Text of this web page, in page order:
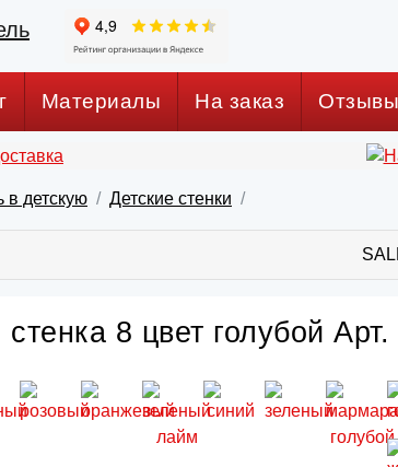
Материалы На заказ Отзывы
в детскую Детские стенки
8 цвет голубой Арт.